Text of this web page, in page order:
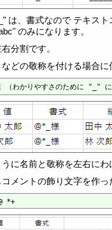
は、書式なので テキス
のみになります。
分割です。
などの敬称を付ける場合に
うに名前と敬称を左右にわ
メントの飾り文字を作っ